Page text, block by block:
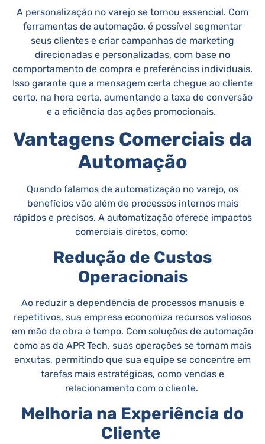
A personalização no varejo se tornou essencial. Com
ferramentas de automação, é possível segmentar
seus clientes e criar campanhas de marketing
direcionadas e personalizadas, com base no
comportamento de compra e preferências individuais.
Isso garante que a mensagem certa chegue ao cliente
certo, na hora certa, aumentando a taxa de conversão
e a eficiência das ações promocionais.
Vantagens Comerciais da
Automação
Quando falamos de automatização no varejo, os
benefícios vão além de processos internos mais
rápidos e precisos. A automatização oferece impactos
comerciais diretos, como:
Redução de Custos
Operacionais
Ao reduzir a dependência de processos manuais e
repetitivos, sua empresa economiza recursos valiosos
em mão de obra e tempo. Com soluções de automação
como as da APR Tech, suas operações se tornam mais
enxutas, permitindo que sua equipe se concentre em
tarefas mais estratégicas, como vendas e
relacionamento com o cliente.
Melhoria na Experiência do
Cliente